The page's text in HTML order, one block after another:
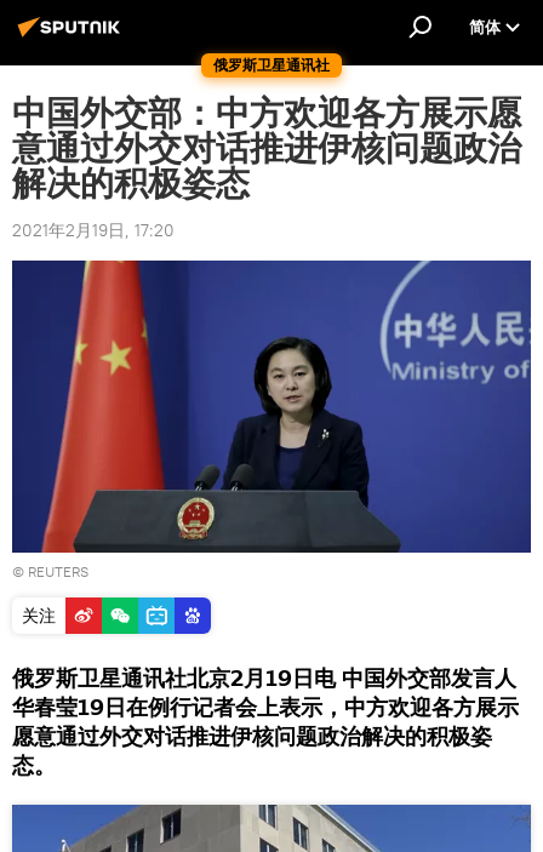
俄罗斯卫星通讯社
简体
中国外交部：中方欢迎各方展示愿
意通过外交对话推进伊核问题政治
解决的积极姿态
2021年2月19日, 17:20
© REUTERS
关注
俄罗斯卫星通讯社北京2月19日电 中国外交部发言人
华春莹19日在例行记者会上表示，中方欢迎各方展示
愿意通过外交对话推进伊核问题政治解决的积极姿
态。